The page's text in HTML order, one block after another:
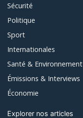
Sécurité
Politique
Sport
Internationales
Santé & Environnement
Émissions & Interviews
Économie
Explorer nos articles